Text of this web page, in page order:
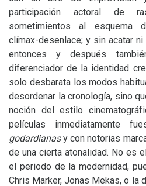
participación actoral de
sometimientos al esquema
clímax-desenlace; y sin acatar
entonces y después
diferenciador de la identidad
solo desbarata los modos
desordenar la cronología, sino
noción del estilo
películas inmediatamente
godardianasy con notorias
de una cierta atonalidad. No es
el periodo de la modernidad,
Chris Marker, Jonas Mekas, o la